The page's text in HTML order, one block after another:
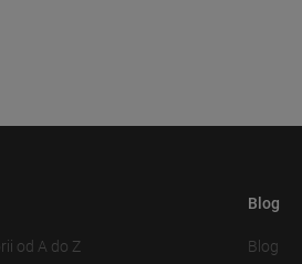
od A do Z
Blog
Blog